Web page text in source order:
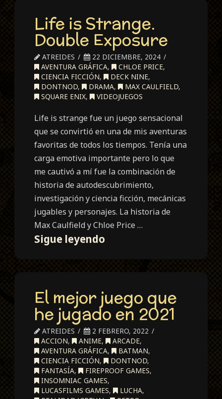
Rage
Life is Strange.
Double Exposure
ATREIDES
22 DICIEMBRE, 2024
AVENTURA GRÁFICA, CHLOE PRICE,
CIENCIA FICCIÓN, DECK NINE,
DONTNOD, DRAMA, MAX CAULFIELD,
SQUARE ENIX, VIDEOJUEGOS
Life is strange fue un juego sensacional
que se convirtió en una de mis aventuras
favoritas de todos los tiempos. Tenía una
carga emotiva importante pero lo que
me cautivó a mí fue la combinación de
historia de autodescubrimiento,
investigación y ciencia ficción, mecánicas
jugables y personajes. La historia de
Max Caulfield y Chloe Price …
Sigue leyendo
Strange.
Exposure
El mejor juego que
he jugado en 2021
ATREIDES
2 FEBRERO, 2022
ACCION, ANIME, ARCADE,
AVENTURA GRÁFICA, BATMAN,
CIENCIA FICCIÓN, DONTNOD,
FANTASÍA, FIREPROOF GAMES,
INSOMNIAC GAMES,
LUCASFILMS GAMES, LUCHA,